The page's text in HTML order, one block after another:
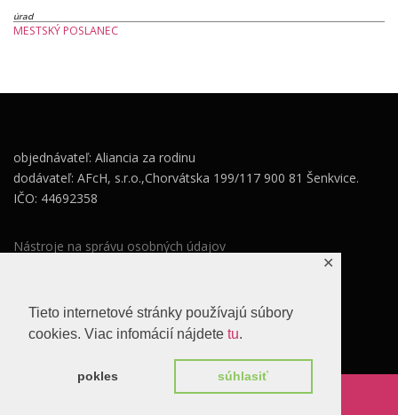
Tieto internetové stránky používajú súbory
cookies. Viac infomácií nájdete tu.
pokles súhlasiť
✕
úrad
MESTSKÝ POSLANEC
objednávateľ: Aliancia za rodinu
dodávateľ: AFcH, s.r.o.,Chorvátska 199/117 900 81 Šenkvice.
IČO: 44692358
Nástroje na správu osobných údajov
Súhlas so spracovaním osobných údajov